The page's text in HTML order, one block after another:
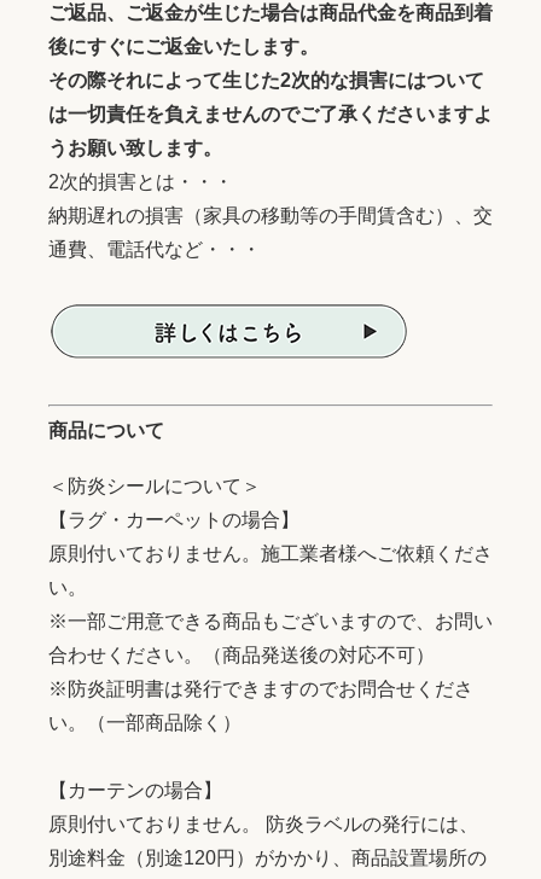
ご返品、ご返金が生じた場合は商品代金を商品到着
後にすぐにご返金いたします。
その際それによって生じた2次的な損害にはついて
は一切責任を負えませんのでご了承くださいますよ
うお願い致します。
2次的損害とは・・・
納期遅れの損害（家具の移動等の手間賃含む）、交
通費、電話代など・・・
商品について
＜防炎シールについて＞
【ラグ・カーペットの場合】
原則付いておりません。施工業者様へご依頼くださ
い。
※一部ご用意できる商品もございますので、お問い
合わせください。（商品発送後の対応不可）
※防炎証明書は発行できますのでお問合せくださ
い。（一部商品除く）
【カーテンの場合】
原則付いておりません。 防炎ラベルの発行には、
別途料金（別途120円）がかかり、商品設置場所の